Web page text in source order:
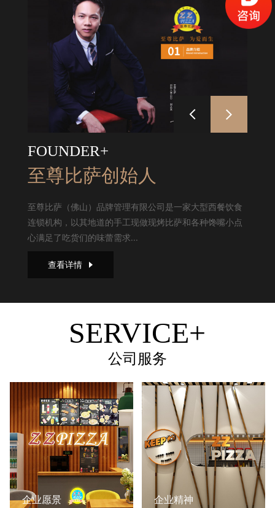
FOUNDER+
至尊比萨创始人
至尊比萨（佛山）品牌管理有限公司是一家大型西餐饮食
连锁机构，以其地道的手工现做现烤比萨和各种馋嘴小点
心满足了吃货们的味蕾需求...
查看详情
SERVICE+
公司服务
企业愿景 企业精神